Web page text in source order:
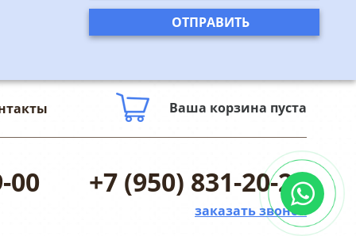
Ваша корзина пуста
00 +7 (950) 831-20-25
заказать звонок